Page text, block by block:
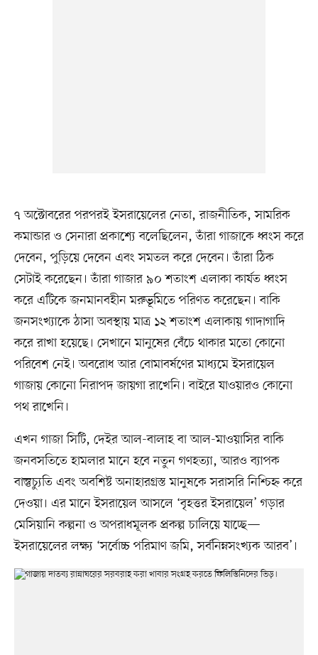
৭ অক্টোবরের পরপরই ইসরায়েলের নেতা, রাজনীতিক, সামরিক
কমান্ডার ও সেনারা প্রকাশ্যে বলেছিলেন, তাঁরা গাজাকে ধ্বংস করে
দেবেন, পুড়িয়ে দেবেন এবং সমতল করে দেবেন। তাঁরা ঠিক
সেটাই করেছেন। তাঁরা গাজার ৯০ শতাংশ এলাকা কার্যত ধ্বংস
করে এটিকে জনমানবহীন মরুভূমিতে পরিণত করেছেন। বাকি
জনসংখ্যাকে ঠাসা অবস্থায় মাত্র ১২ শতাংশ এলাকায় গাদাগাদি
করে রাখা হয়েছে। সেখানে মানুষের বেঁচে থাকার মতো কোনো
পরিবেশ নেই। অবরোধ আর বোমাবর্ষণের মাধ্যমে ইসরায়েল
গাজায় কোনো নিরাপদ জায়গা রাখেনি। বাইরে যাওয়ারও কোনো
পথ রাখেনি।
এখন গাজা সিটি, দেইর আল-বালাহ বা আল-মাওয়াসির বাকি
জনবসতিতে হামলার মানে হবে নতুন গণহত্যা, আরও ব্যাপক
বাস্তুচ্যুতি এবং অবশিষ্ট অনাহারগ্রস্ত মানুষকে সরাসরি নিশ্চিহ্ন করে
দেওয়া। এর মানে ইসরায়েল আসলে ‘বৃহত্তর ইসরায়েল’ গড়ার
মেসিয়ানি কল্পনা ও অপরাধমূলক প্রকল্প চালিয়ে যাচ্ছে—
ইসরায়েলের লক্ষ্য ‘সর্বোচ্চ পরিমাণ জমি, সর্বনিম্নসংখ্যক আরব’।